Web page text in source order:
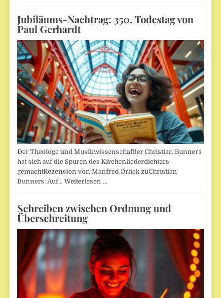
Jubiläums-Nachtrag: 350. Todestag von
Paul Gerhardt
Der Theologe und Musikwissenschaftler Christian Bunners
hat sich auf die Spuren des Kirchenliederdichters
gemachtRezension von Manfred Orlick zuChristian
Bunners: Auf…Weiterlesen …
Schreiben zwischen Ordnung und
Überschreitung